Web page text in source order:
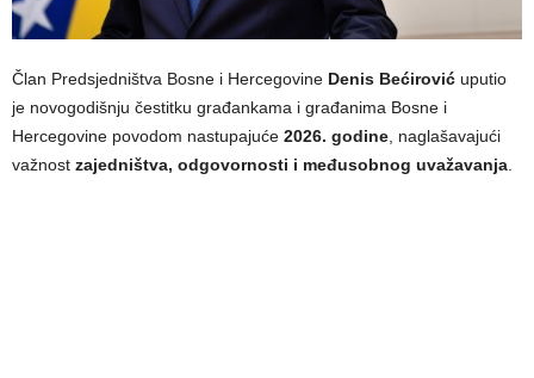
Član Predsjedništva Bosne i Hercegovine Denis Bećirović uputio
je novogodišnju čestitku građankama i građanima Bosne i
Hercegovine povodom nastupajuće 2026. godine, naglašavajući
važnost zajedništva, odgovornosti i međusobnog uvažavanja.